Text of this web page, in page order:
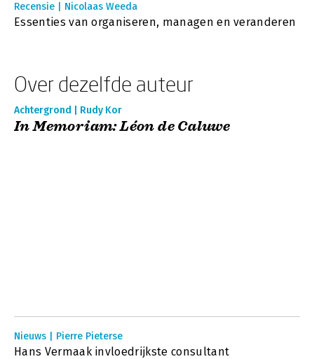
Recensie | Nicolaas Weeda
Essenties van organiseren, managen en veranderen
Over dezelfde auteur
Achtergrond | Rudy Kor
In Memoriam: Léon de Caluwe
Nieuws | Pierre Pieterse
Hans Vermaak invloedrijkste consultant